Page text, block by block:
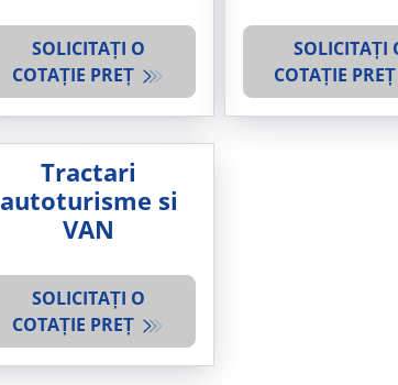
SOLICITAȚI O
COTAȚIE PREȚ
SOLICITAȚI
COTAȚIE
Tractari
autoturisme si
VAN
SOLICITAȚI O
COTAȚIE PREȚ